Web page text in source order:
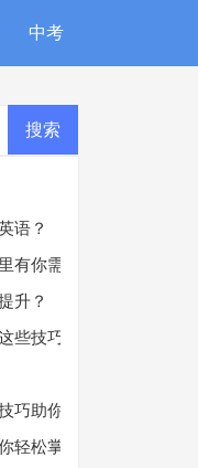
中考
语？
有你需要的所有信息！
升？
些技巧你必须知道！
巧助你一臂之力
轻松掌握！